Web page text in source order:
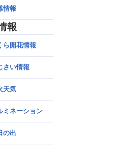
情報
報
ら開花情報
さい情報
天気
ミネーション
の出